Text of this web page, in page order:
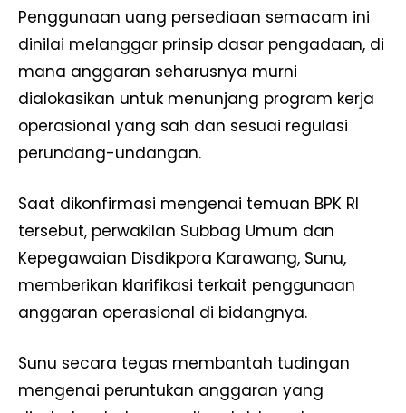
Penggunaan uang persediaan semacam ini
dinilai melanggar prinsip dasar pengadaan, di
mana anggaran seharusnya murni
dialokasikan untuk menunjang program kerja
operasional yang sah dan sesuai regulasi
perundang-undangan.
Saat dikonfirmasi mengenai temuan BPK RI
tersebut, perwakilan Subbag Umum dan
Kepegawaian Disdikpora Karawang, Sunu,
memberikan klarifikasi terkait penggunaan
anggaran operasional di bidangnya.
Sunu secara tegas membantah tudingan
mengenai peruntukan anggaran yang